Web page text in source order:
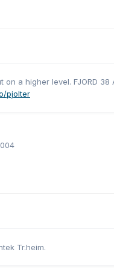
on a higher level. FJORD 38
pjolter
Tr.heim.